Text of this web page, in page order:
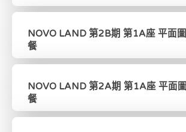
NOVO LAND 第2B期 第1A座 平面
餐
NOVO LAND 第2A期 第1A座 平面
餐